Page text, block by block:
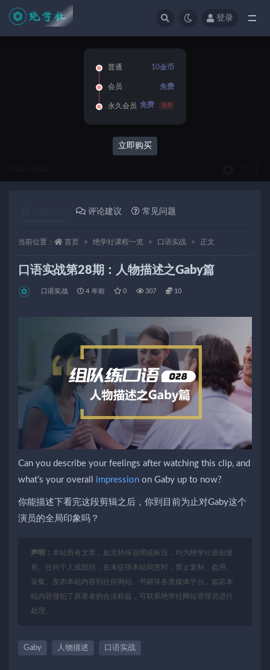
登录
普通 10金币
会员 免费
永久会员 免费 推荐
立即购买
评论建议 常见问题
当前位置： 首页 绝学社课程一览 口语实战 正文
口语实战第28期：人物描述之Gaby篇
口语实战 4 年前 0 307 10
Can you describe your feelings after watching this clip, and
what’s your overall impression on Gaby up to now?
你能描述下看完这段剪辑之后，你到目前为止对Gaby这个
演员的全局印象吗？
声明： 本站所有文章，如无特殊说明或标注，均为绝学社原创发
布。任何个人或组织，在未征得本站同意时，禁止复制、盗用、
采集、发布本站内容到任何网站、书籍等各类媒体平台。如若本
站内容侵犯了原著者的合法权益，可联系绝学社网站管理员进行
处理。
Gaby 人物描述 口语实战